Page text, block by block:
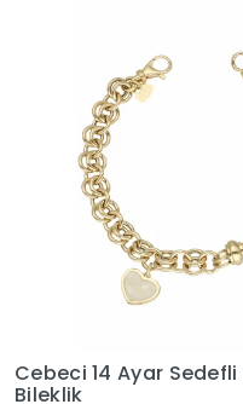
Cebeci 14 Ayar Eterna
Bileklik